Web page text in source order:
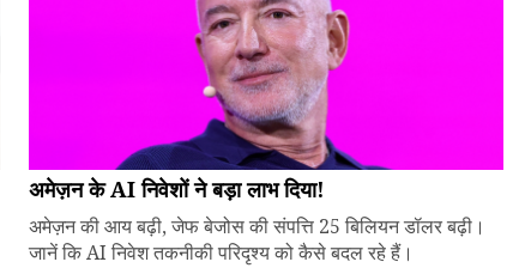
अमेज़न के AI निवेशों ने बड़ा लाभ दिया!
अमेज़न की आय बढ़ी, जेफ बेजोस की संपत्ति 25 बिलियन डॉलर बढ़ी।
जानें कि AI निवेश तकनीकी परिदृश्य को कैसे बदल रहे हैं।